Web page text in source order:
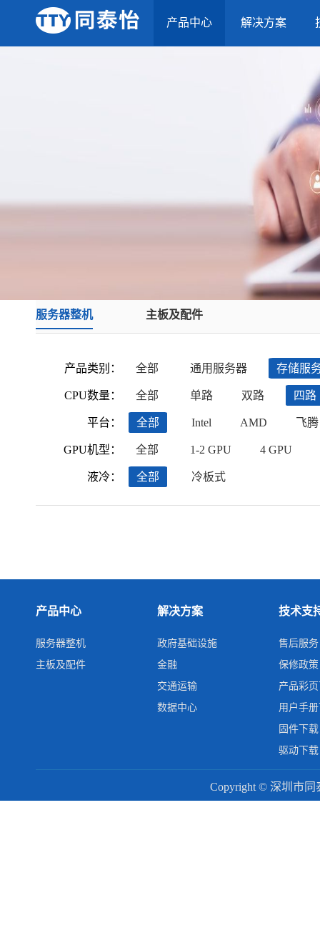
产品中心 解决方案
服务器整机 主板及配件
产品类别：
CPU数量：
平台：
GPU机型：
液冷：
全部 通用服务器 存储服
全部 单路 双路 四路
全部 Intel AMD 飞腾
全部 1-2 GPU 4 GPU
全部 冷板式
产品中心
服务器整机
主板及配件
解决方案
政府基础设施
金融
交通运输
数据中心
技术支
售后服务
保修政策
产品彩
用户手
固件下载
驱动下载
Copyright © 深圳市同